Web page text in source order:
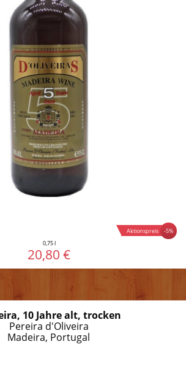
-5%
Aktionspreis
0,75 l
20,80 €
10 Jahre alt, trocken
Pereira d'Oliveira
Madeira, Portugal